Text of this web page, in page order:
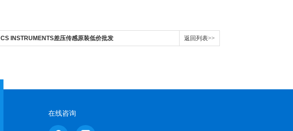
CS INSTRUMENTS差压传感原装低价批发 返回列表>>
在线咨询